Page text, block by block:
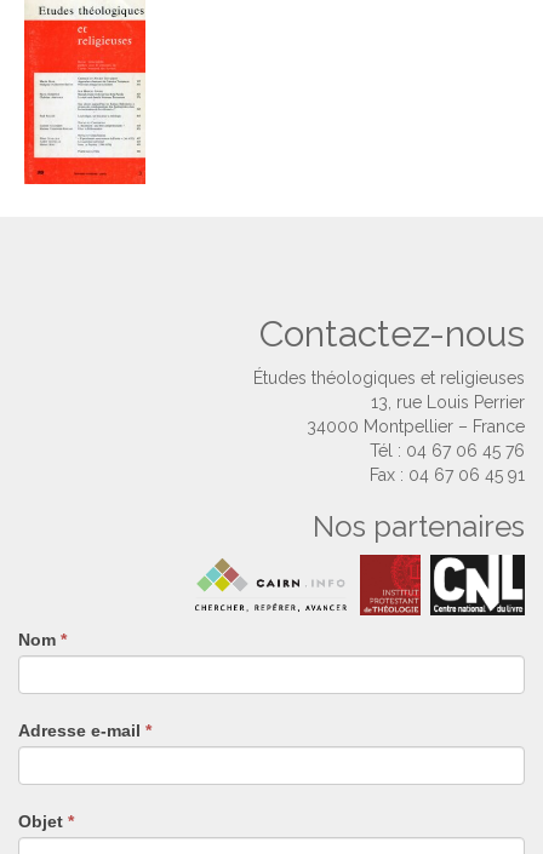
Contactez-nous
Études théologiques et religieuses
13, rue Louis Perrier
34000 Montpellier – France
Tél : 04 67 06 45 76
Fax : 04 67 06 45 91
Nos partenaires
Nom *
Adresse e-mail *
Objet *
Si
vous
êtes
humain,
remplissez
ce